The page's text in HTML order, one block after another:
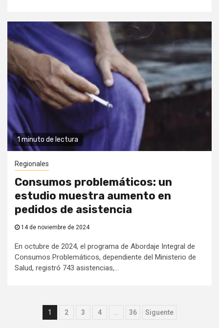
1 minuto de lectura
Regionales
Consumos problemáticos: un
estudio muestra aumento en
pedidos de asistencia
14 de noviembre de 2024
En octubre de 2024, el programa de Abordaje Integral de
Consumos Problemáticos, dependiente del Ministerio de
Salud, registró 743 asistencias,...
Paginación
1 2 3 4 36 Siguente